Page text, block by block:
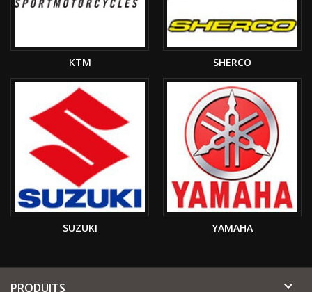
KTM SHERCO
SUZUKI YAMAHA
PRODUITS 